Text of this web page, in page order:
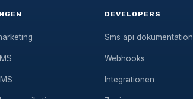
DEVELOPERS
Sms api dokumentation
Webhooks
Integrationen